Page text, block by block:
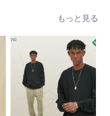
もっと見る